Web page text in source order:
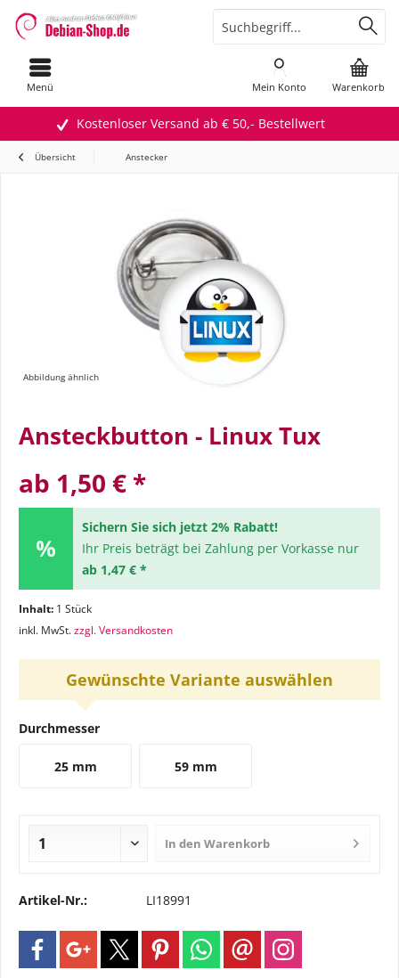
Kostenloser Versand ab € 50,- Bestellwert
Menü Warenkorb
Mein Konto
Übersicht Anstecker
Abbildung ähnlich
Ansteckbutton - Linux Tux
ab 1,50 € *
Sichern Sie sich jetzt 2% Rabatt!
Ihr Preis beträgt bei Zahlung per Vorkasse nur
ab 1,47 € *
Inhalt: 1 Stück
inkl. MwSt.zzgl. Versandkosten
Gewünschte Variante auswählen
Durchmesser
25 mm 59 mm
In den Warenkorb
Artikel-Nr.: LI18991